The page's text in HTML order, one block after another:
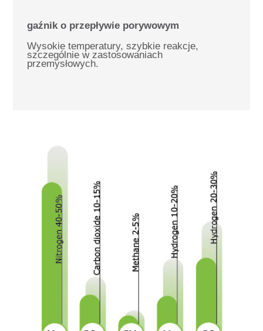
gaźnik o przepływie porywowym
Wysokie temperatury, szybkie reakcje,
szczególnie w zastosowaniach
przemysłowych.